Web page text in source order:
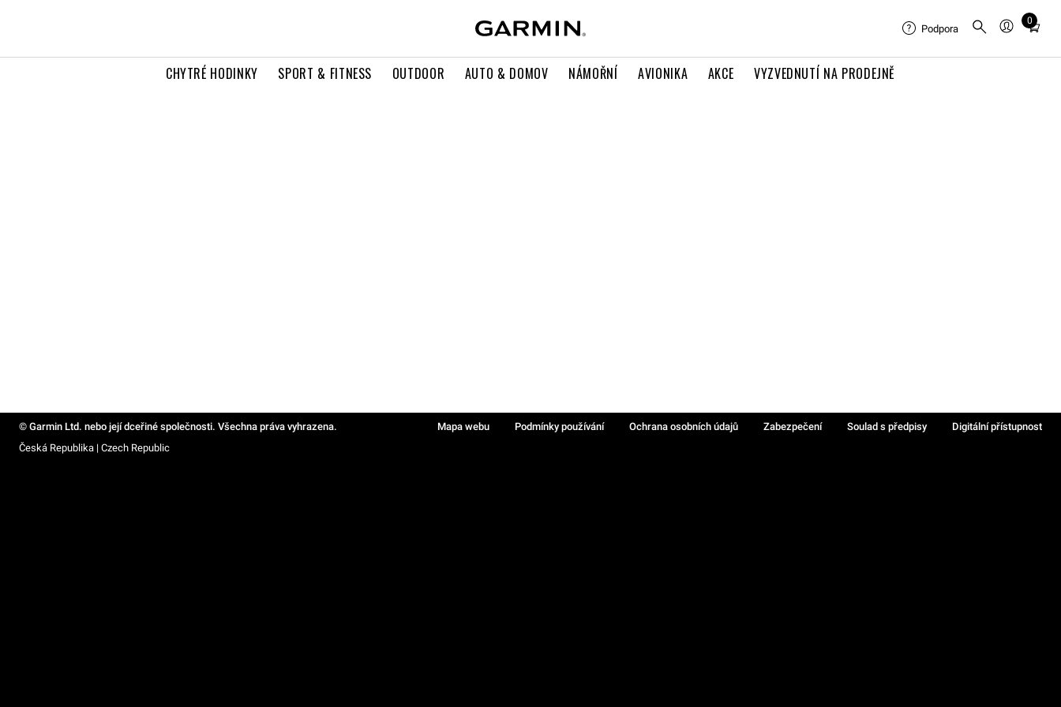
CHYTRÉ HODINKY SPORT & FITNESS OUTDOOR AUTO & DOMOV NÁMOŘNÍ AVIONIKA AKCE VYZVEDNUTÍ NA PRODEJNĚ
Podpora
0
Total
in
© Garmin Ltd. nebo její dceřiné společnosti. Všechna práva vyhrazena. Mapa webu Podmínky používání Ochrana osobních údajů Zabezpečení Soulad s předpisy
Digitální přístupnost
Česká Republika | Czech Republic